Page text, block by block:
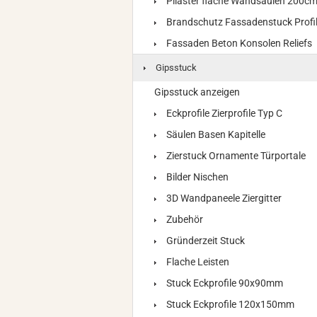
Brandschutz Fassadenstuck
Fassaden Beton Konsolen Reliefs
Gipsstuck
Gipsstuck anzeigen
Eckprofile Zierprofile Typ C
Säulen Basen Kapitelle
Zierstuck Ornamente Türportale
Bilder Nischen
3D Wandpaneele Ziergitter
Zubehör
Gründerzeit Stuck
Flache Leisten
Stuck Eckprofile 90x90mm
Stuck Eckprofile 120x150mm